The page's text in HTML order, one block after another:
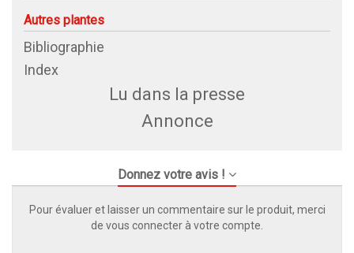
Autres plantes
Bibliographie
Index
Lu dans la presse
Annonce
Donnez votre avis !
Pour évaluer et laisser un commentaire sur le produit, merci
de vous connecter à votre compte.